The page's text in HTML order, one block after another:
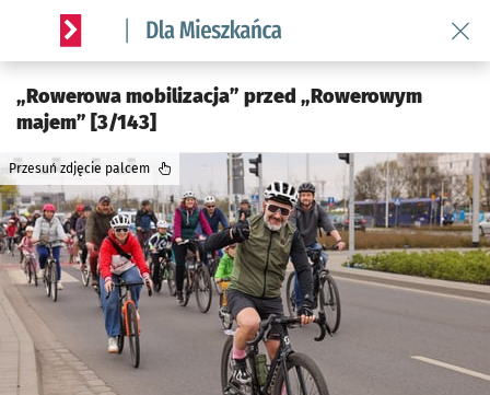
Serwis informacyjny wroclaw.pl podserwis: Dla mieszkańca
„Rowerowa mobilizacja” przed „Rowerowym
majem” [3/143]
Przesuń zdjęcie palcem